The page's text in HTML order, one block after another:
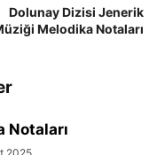
Dolunay Dizisi Jenerik
Melodika Notaları
Notaları